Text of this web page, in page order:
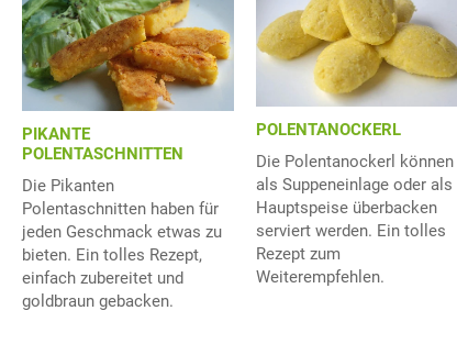
PIKANTE
POLENTASCHNITTEN
Die Pikanten
Polentaschnitten haben für
jeden Geschmack etwas zu
bieten. Ein tolles Rezept,
einfach zubereitet und
goldbraun gebacken.
POLENTANOCKERL
Die Polentanockerl können
als Suppeneinlage oder als
Hauptspeise überbacken
serviert werden. Ein tolles
Rezept zum
Weiterempfehlen.